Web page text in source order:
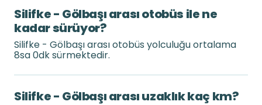
Silifke - Gölbaşı arası otobüs ile ne
kadar sürüyor?
Silifke - Gölbaşı arası otobüs yolculuğu ortalama
8sa 0dk sürmektedir.
Silifke - Gölbaşı arası uzaklık kaç km?